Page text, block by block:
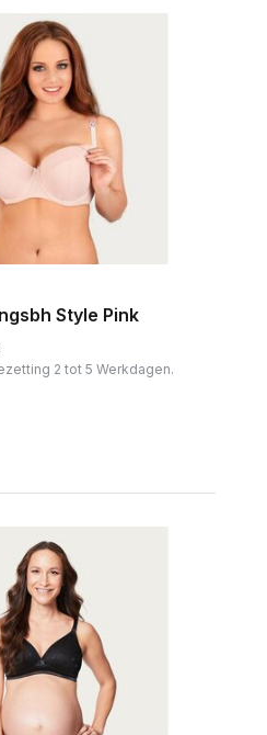
Style Pink
2 tot 5 Werkdagen.